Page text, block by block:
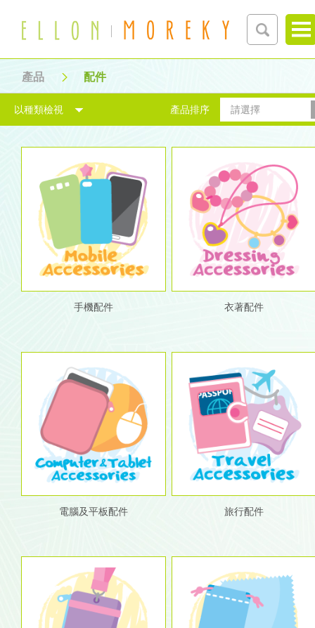
產品 配件
產品排序 請選擇
以種類檢視
手機配件 衣著配件
電腦及平板配件 旅行配件